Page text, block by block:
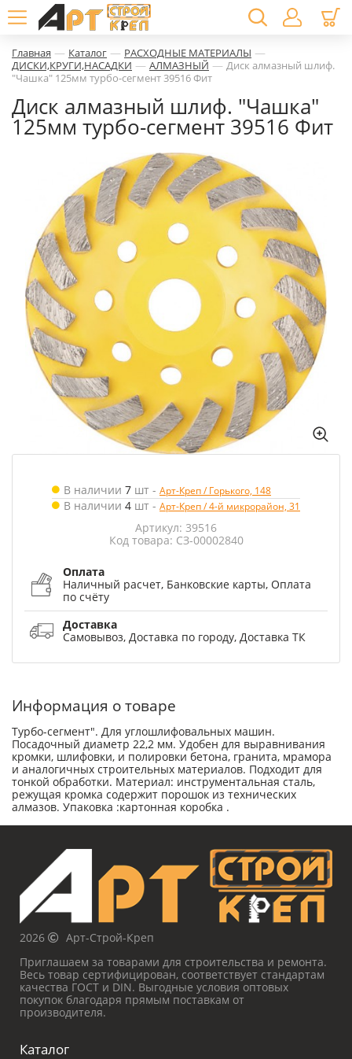
Главная — Каталог — РАСХОДНЫЕ МАТЕРИАЛЫ —
ДИСКИ,КРУГИ,НАСАДКИ — АЛМАЗНЫЙ — Диск алмазный шлиф.
"Чашка" 125мм турбо-сегмент 39516 Фит
Диск алмазный шлиф. "Чашка"
125мм турбо-сегмент 39516 Фит
В наличии 7 шт - Арт-Креп / Горького, 148
В наличии 4 шт - Арт-Креп / 4-й микрорайон, 31
Артикул: 39516
Код товара: СЗ-00002840
Оплата
Наличный расчет, Банковские карты, Оплата
по счёту
Доставка
Самовывоз, Доставка по городу, Доставка ТК
Информация о товаре
Турбо-сегмент". Для углошлифовальных машин.
Посадочный диаметр 22,2 мм. Удобен для выравнивания
кромки, шлифовки, и полировки бетона, гранита, мрамора
и аналогичных строительных материалов. Подходит для
тонкой обработки. Материал: инструментальная сталь,
режущая кромка содержит порошок из технических
алмазов. Упаковка :картонная коробка .
2026
Арт-Строй-Креп
Приглашаем за товарами для строительства и ремонта.
Весь товар сертифицирован, соответствует стандартам
качества ГОСТ и DIN. Выгодные условия оптовых
покупок благодаря прямым поставкам от
производителя.
Каталог